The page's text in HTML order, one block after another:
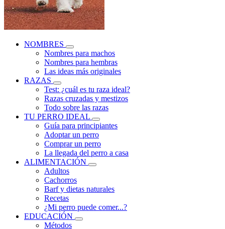
NOMBRES
Nombres para machos
Nombres para hembras
Las ideas más originales
RAZAS
Test: ¿cuál es tu raza ideal?
Razas cruzadas y mestizos
Todo sobre las razas
TU PERRO IDEAL
Guía para principiantes
Adoptar un perro
Comprar un perro
La llegada del perro a casa
ALIMENTACIÓN
Adultos
Cachorros
Barf y dietas naturales
Recetas
¿Mi perro puede comer...?
EDUCACIÓN
Métodos